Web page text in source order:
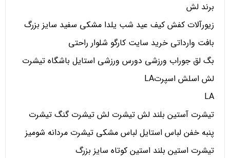
برند لش
زیورآلات کفش کیف عید شب یلدا مشکی سفید سایز بزرگ
بافت وارداتی خرید سایت کارگو شلوار راحتی
بگ لق جوراب ورزشی دورس ورزشی استایل باشگاه تیشرت
لش اسلش اسپرتLA
LA
تیشرت آستین بلند لش تیشرت لش تیشرت گنگ تیشرت
پنبه خفن لباس استایل لباس مشکی تیشرت مردانه شومیز
تیشرت استین بلند استین کوتاه سایز بزرگ